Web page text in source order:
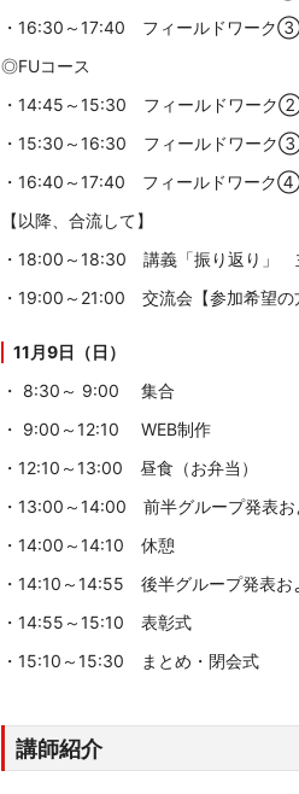
・16:30～17:40 フィールドワーク③
◎FUコース
・14:45～15:30 フィールドワーク②
・15:30～16:30 フィールドワーク
・16:40～17:40 フィールドワーク④
【以降、合流して】
・18:00～18:30 講義「振り返り」
・19:00～21:00 交流会【参加希望の
11月9日（日）
・ 8:30～ 9:00 集合
・ 9:00～12:10 WEB制作
・12:10～13:00 昼食（お弁当）
・13:00～14:00 前半グループ発表お
・14:00～14:10 休憩
・14:10～14:55 後半グループ発表お
・14:55～15:10 表彰式
・15:10～15:30 まとめ・閉会式
講師紹介